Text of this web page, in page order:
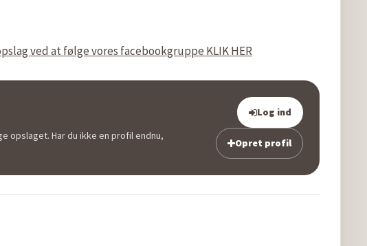
ved at følge vores facebookgruppe KLIK HER
opslaget. Har du ikke en profil endnu,
Log ind
Opret profil